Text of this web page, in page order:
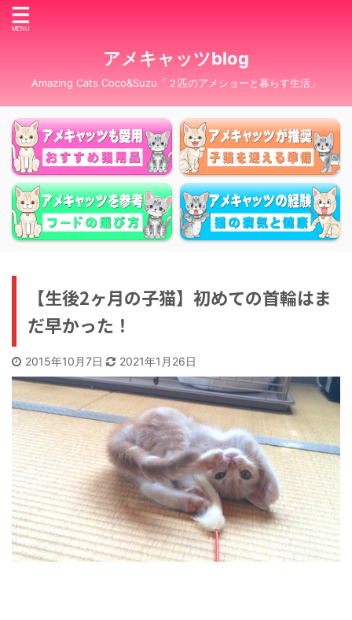
アメキャッツblog
Amazing Cats Coco&Suzu「２匹のアメショーと暮らす生活」
【生後2ヶ月の子猫】初めての首輪はま
だ早かった！
2015年10月7日 2021年1月26日